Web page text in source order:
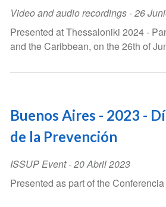
Video and audio recordings -26
Presented at Thessaloniki 2024 -
and the Caribbean, on the 26th of
Buenos Aires - 2023 -
de la Prevención
ISSUP Event-20 Abril 2023
Presented as part of the